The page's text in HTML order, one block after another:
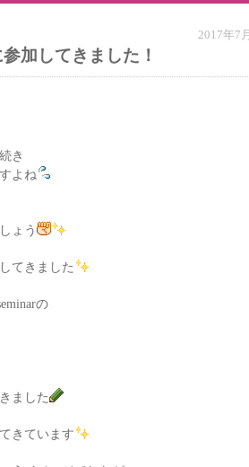
2017年7
加してきました！
き
よね
ょう
てきました
の
ました
きています